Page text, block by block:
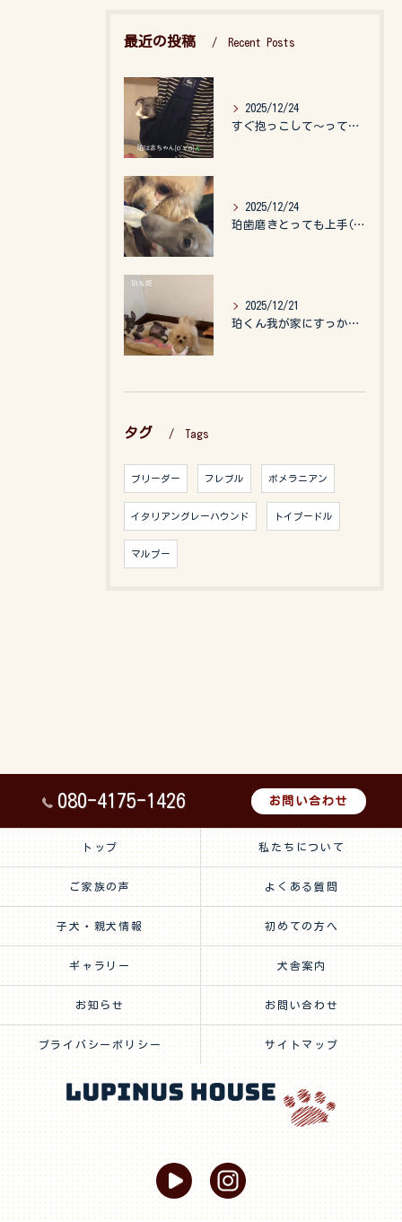
最近の投稿 Recent Posts
2025/12/24
すぐ抱っこして〜って言うので、抱っこ紐に入れてゆらゆら☺️
2025/12/24
珀歯磨きとっても上手(о´∀`о)
2025/12/21
珀くん我が家にすっかりなれて、キッズのお世話もしてくれて、今...
タグ Tags
ブリーダー フレブル ポメラニアン
イタリアングレーハウンド トイプードル
マルプー
080-4175-1426 お問い合わせ
トップ 私たちについて
ご家族の声 よくある質問
子犬・親犬情報 初めての方へ
ギャラリー 犬舎案内
お知らせ お問い合わせ
プライバシーポリシー サイトマップ